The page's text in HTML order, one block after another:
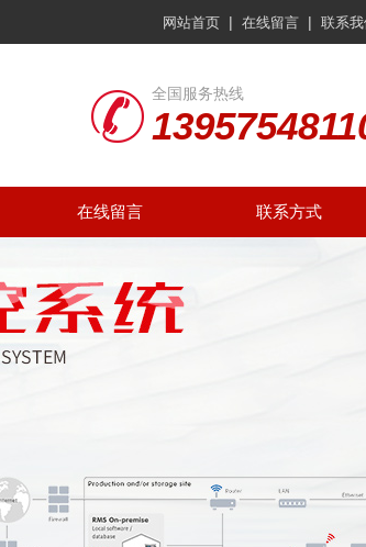
网站首页 | 在线留言 | 联系
全国服务热线
在线留言 联系方式